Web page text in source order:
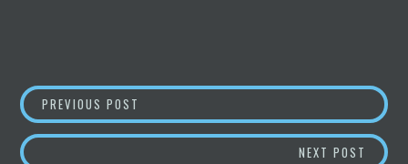
NAVEGACIÓN
DE
PREVIOUS POST LA PANDEMIA EN TIEMPOS DE PANDEMIA (9)
NEXT POST EL